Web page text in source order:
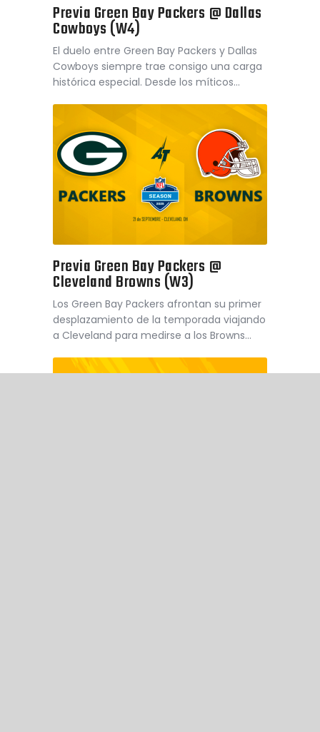
Previa Green Bay Packers @ Dallas
Cowboys (W4)
El duelo entre Green Bay Packers y Dallas
Cowboys siempre trae consigo una carga
histórica especial. Desde los míticos…
Previa Green Bay Packers @
Cleveland Browns (W3)
Los Green Bay Packers afrontan su primer
desplazamiento de la temporada viajando
a Cleveland para medirse a los Browns…